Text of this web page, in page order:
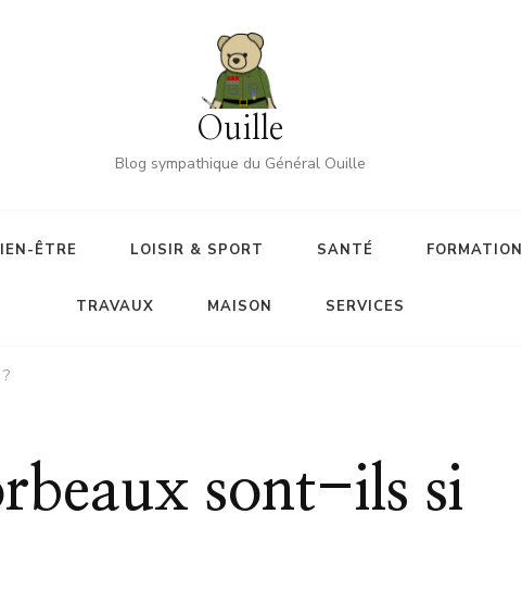
Ouille
Blog sympathique du Général Ouille
ÊTRE LOISIR & SPORT SANTÉ FORMATION
TRAVAUX MAISON SERVICES
sont-ils si